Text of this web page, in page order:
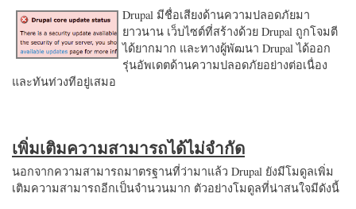
Drupal มีชื่อเสียงด้านความปลอดภัยมา
ยาวนาน เว็บไซต์ที่สร้างด้วย Drupal ถูกโจมตี
ได้ยากมาก และทางผู้พัฒนา Drupal ได้ออก
รุ่นอัพเดตด้านความปลอดภัยอย่างต่อเนื่อง
และทันท่วงทีอยู่เสมอ
เพิ่มเติมความสามารถได้ไม่จำกัด
นอกจากความสามารถมาตรฐานที่ว่ามาแล้ว Drupal ยังมีโมดูลเพิ่ม
เติมความสามารถอีกเป็นจำนวนมาก ตัวอย่างโมดูลที่น่าสนใจมีดังนี้